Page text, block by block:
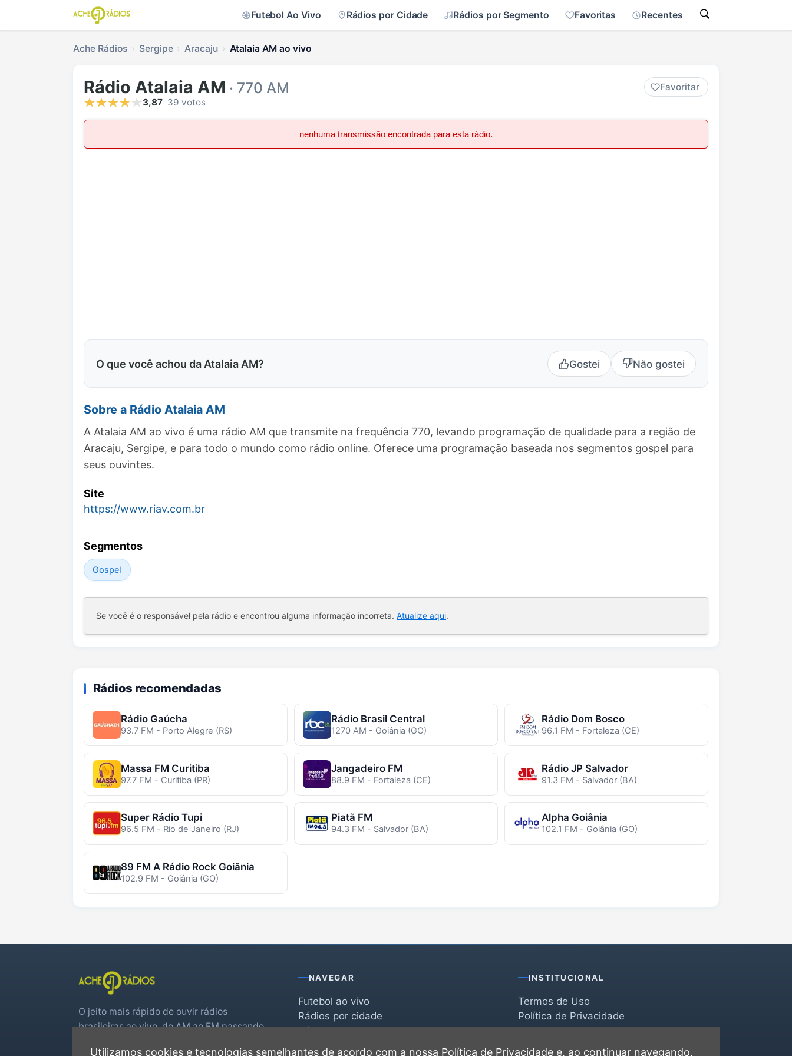
Futebol Ao Vivo Rádios por Cidade Rádios por Segmento Favoritas Recentes
Ache Rádios Sergipe Aracaju Atalaia AM ao vivo
Rádio Atalaia AM · 770 AM
Favoritar
3,87 39 votos
nenhuma transmissão encontrada para esta rádio.
O que você achou da Atalaia AM? Gostei Não gostei
Sobre a Rádio Atalaia AM
A Atalaia AM ao vivo é uma rádio AM que transmite na frequência 770, levando programação de qualidade para a região de
Aracaju, Sergipe, e para todo o mundo como rádio online. Oferece uma programação baseada nos segmentos gospel para
seus ouvintes.
Site
https://www.riav.com.br
Segmentos
Gospel
Se você é o responsável pela rádio e encontrou alguma informação incorreta. Atualize aqui.
Rádios recomendadas
Rádio Gaúcha
93.7 FM - Porto Alegre (RS)
Rádio Brasil Central
1270 AM - Goiânia (GO)
Rádio Dom Bosco
96.1 FM - Fortaleza (CE)
Massa FM Curitiba
97.7 FM - Curitiba (PR)
Jangadeiro FM
88.9 FM - Fortaleza (CE)
Rádio JP Salvador
91.3 FM - Salvador (BA)
Super Rádio Tupi
96.5 FM - Rio de Janeiro (RJ)
Piatã FM
94.3 FM - Salvador (BA)
Alpha Goiânia
102.1 FM - Goiânia (GO)
89 FM A Rádio Rock Goiânia
102.9 FM - Goiânia (GO)
O jeito mais rápido de ouvir rádios
brasileiras ao vivo, do AM ao FM passando
NAVEGAR
Futebol ao vivo
Rádios por cidade
Favoritas
INSTITUCIONAL
Termos de Uso
Política de Privacidade
Contato
Utilizamos cookies e tecnologias semelhantes de acordo com a nossa Política de Privacidadee, ao continuar navegando,